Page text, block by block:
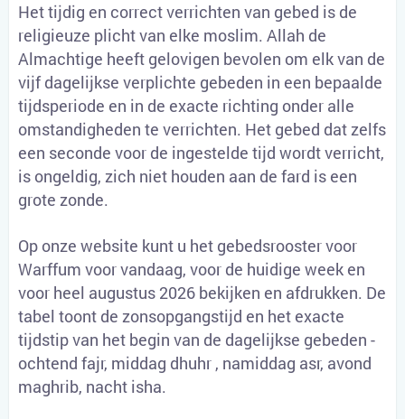
Het tijdig en correct verrichten van gebed is de
religieuze plicht van elke moslim. Allah de
Almachtige heeft gelovigen bevolen om elk van de
vijf dagelijkse verplichte gebeden in een bepaalde
tijdsperiode en in de exacte richting onder alle
omstandigheden te verrichten. Het gebed dat zelfs
een seconde voor de ingestelde tijd wordt verricht,
is ongeldig, zich niet houden aan de fard is een
grote zonde.
Op onze website kunt u het gebedsrooster voor
Warffum voor vandaag, voor de huidige week en
voor heel augustus 2026 bekijken en afdrukken. De
tabel toont de zonsopgangstijd en het exacte
tijdstip van het begin van de dagelijkse gebeden -
ochtend fajr, middag dhuhr , namiddag asr, avond
maghrib, nacht isha.